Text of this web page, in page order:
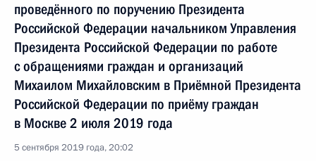
проведённого по поручению Президента
Российской Федерации начальником Управления
Президента Российской Федерации по работе
с обращениями граждан и организаций
Михаилом Михайловским в Приёмной Президента
Российской Федерации по приёму граждан
в Москве 2 июля 2019 года
5 сентября 2019 года, 20:02